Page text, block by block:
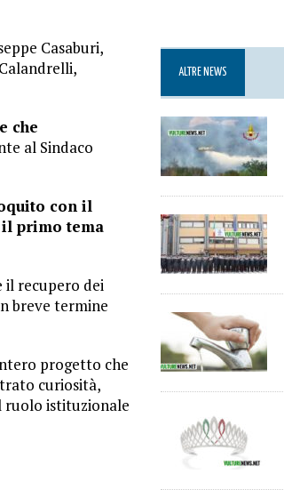
Casaburi,
che
al Sindaco
con il
primo tema
il recupero dei
breve termine
progetto che
curiosità,
ruolo istituzionale
ALTRE NEWS